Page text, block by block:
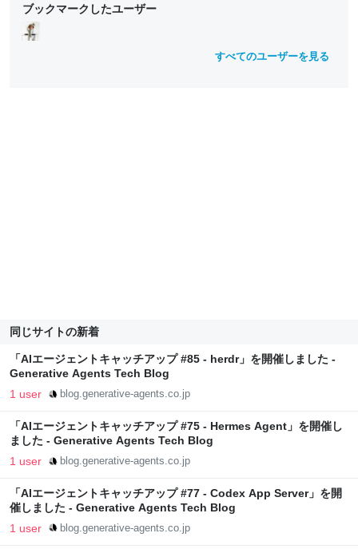
ブックマークしたユーザー
すべてのユーザーを見る
同じサイトの新着
「AIエージェントキャッチアップ #85 - herdr」を開催しました -
Generative Agents Tech Blog
1 user blog.generative-agents.co.jp
「AIエージェントキャッチアップ #75 - Hermes Agent」を開催し
ました - Generative Agents Tech Blog
1 user blog.generative-agents.co.jp
「AIエージェントキャッチアップ #77 - Codex App Server」を開
催しました - Generative Agents Tech Blog
1 user blog.generative-agents.co.jp